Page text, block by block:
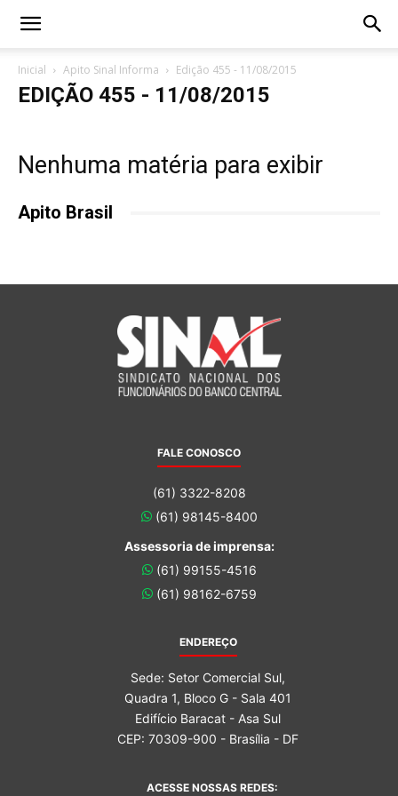
Inicial Apito Sinal Informa Edição 455 - 11/08/2015
EDIÇÃO 455 - 11/08/2015
Nenhuma matéria para exibir
Apito Brasil
FALE CONOSCO
(61) 3322-8208
(61) 98145-8400
Assessoria de imprensa:
(61) 99155-4516
(61) 98162-6759
ENDEREÇO
Sede: Setor Comercial Sul,
Quadra 1, Bloco G - Sala 401
Edifício Baracat - Asa Sul
CEP: 70309-900 - Brasília - DF
ACESSE NOSSAS REDES: